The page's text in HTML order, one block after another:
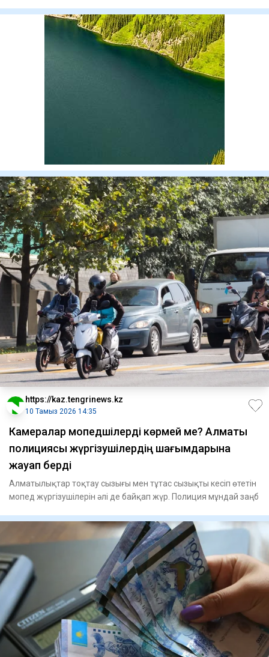
https://kaz.tengrinews.kz
10 Тамыз 2026 14:35
Камералар мопедшілерді көрмей ме? Алматы
полициясы жүргізушілердің шағымдарына
жауап берді
Алматылықтар тоқтау сызығы мен тұтас сызықты кесіп өтетін
мопед жүргізушілерін әлі де байқап жүр. Полиция мұндай заңб